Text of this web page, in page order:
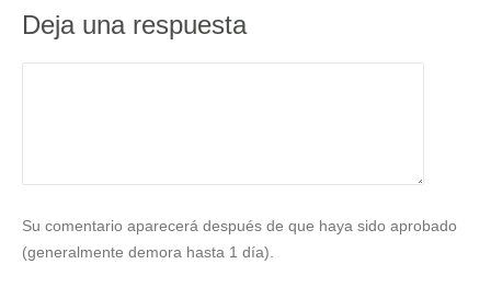
Deja una respuesta
Su comentario aparecerá después de que haya sido aprobado
(generalmente demora hasta 1 día).